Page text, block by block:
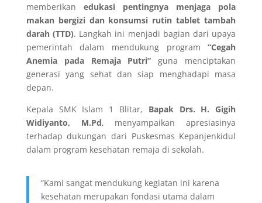
memberikan edukasi pentingnya menjaga pola
makan bergizi dan konsumsi rutin tablet tambah
darah (TTD). Langkah ini menjadi bagian dari upaya
pemerintah dalam mendukung program“Cegah
Anemia pada Remaja Putri” guna menciptakan
generasi yang sehat dan siap menghadapi masa
depan.
Kepala SMK Islam 1 Blitar, Bapak Drs. H. Gigih
Widiyanto, M.Pd, menyampaikan apresiasinya
terhadap dukungan dari Puskesmas Kepanjenkidul
dalam program kesehatan remaja di sekolah.
“Kami sangat mendukung kegiatan ini karena
kesehatan merupakan fondasi utama dalam